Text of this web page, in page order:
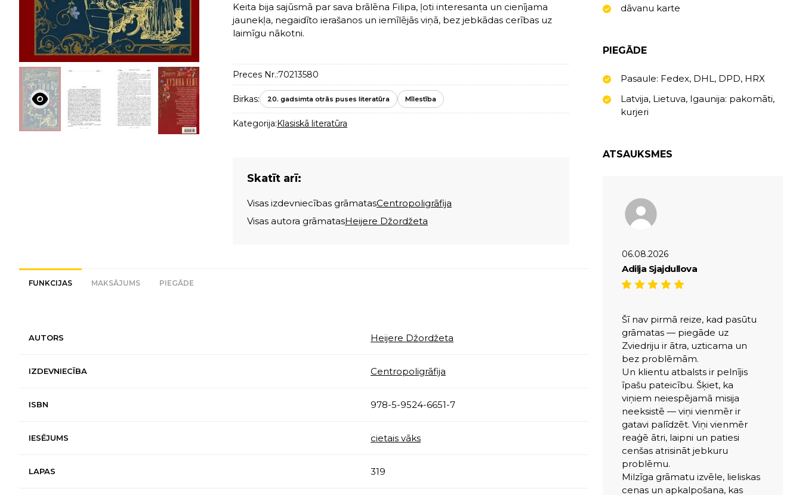
Keita bija sajūsmā par sava brālēna Filipa, ļoti interesanta un cienījama
jaunekļa, negaidīto ierašanos un iemīlējās viņā, bez jebkādas cerības uz
laimīgu nākotni.
Preces Nr.:70213580
Birkas: 20. gadsimta otrās puses literatūra Mīlestība
Kategorija:Klasiskā literatūra
Skatīt arī:
Visas izdevniecības grāmatasCentropoligrāfija
Visas autora grāmatasHeijere Džordžeta
FUNKCIJAS MAKSĀJUMS PIEGĀDE
AUTORS Heijere Džordžeta
IZDEVNIECĪBA Centropoligrāfija
ISBN 978-5-9524-6651-7
IESĒJUMS cietais vāks
LAPAS 319
dāvanu karte
PIEGĀDE
Pasaule: Fedex, DHL, DPD, HRX
Latvija, Lietuva, Igaunija: pakomāti,
kurjeri
ATSAUKSMES
06.08.2026
Adilja Sjajdullova
Šī nav pirmā reize, kad pasūtu
grāmatas — piegāde uz
Zviedriju ir ātra, uzticama un
bez problēmām.
Un klientu atbalsts ir pelnījis
īpašu pateicību. Šķiet, ka
viņiem neiespējamā misija
neeksistē — viņi vienmēr ir
gatavi palīdzēt. Viņi vienmēr
reaģē ātri, laipni un patiesi
cenšas atrisināt jebkuru
problēmu.
Milzīga grāmatu izvēle, lieliskas
cenas un apkalpošana, kas